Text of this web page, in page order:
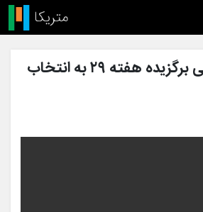
سه عملکرد دفاعی برگزیده هفته ۲۹ به انتخاب